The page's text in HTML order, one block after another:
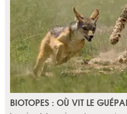
BIOTOPES : OÙ VIT LE